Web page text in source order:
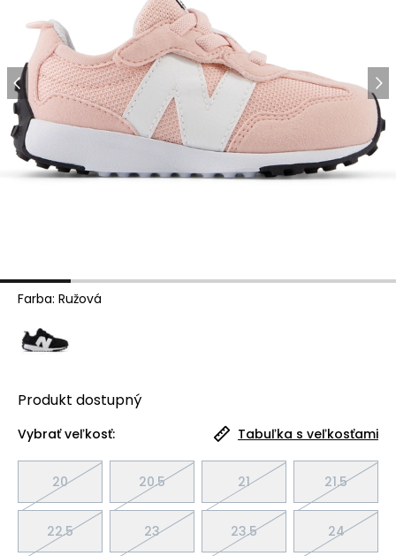
Farba: Ružová
Produkt dostupný
Vybrať veľkosť: Tabuľka s veľkosťami
20 20.5 21 21.5
22.5 23 23.5 24